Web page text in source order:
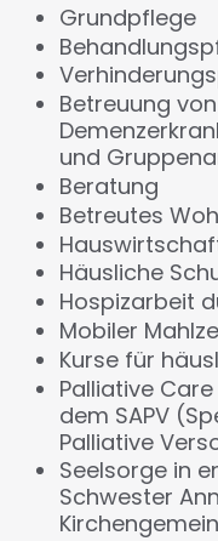
Grundpflege
Betreuung
und
Beratung
Betreutes
Häusliche
Hospizarbeit
Mobiler
Kurse für
Palliative
dem SAPV
Palliative
Seelsorge in
Schwester